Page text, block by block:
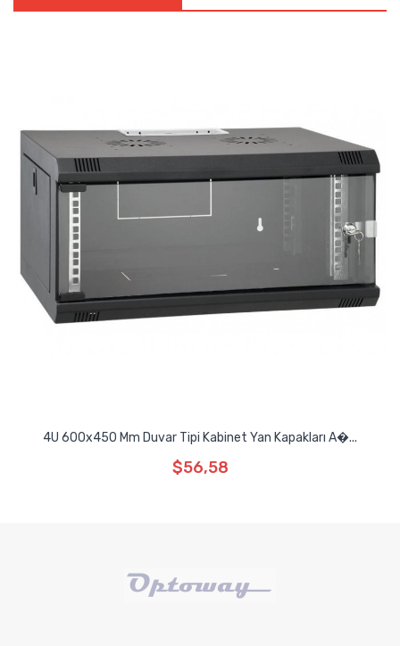
4U 600x450 Mm Duvar Tipi Kabinet Yan Kapakları A�...
$56,58